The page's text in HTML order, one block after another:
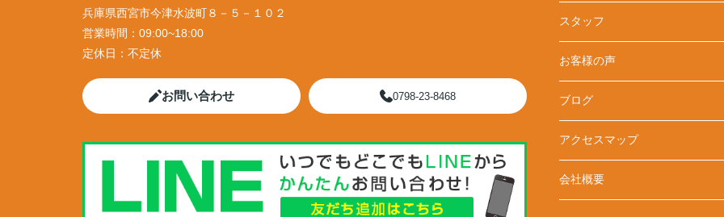
兵庫県西宮市今津水波町８－５－１０２
営業時間： 09:00~18:00
定休日： 不定休
お問い合わせ 0798-23-8468
スタッフ
お客様の声
ブログ
アクセスマップ
会社概要